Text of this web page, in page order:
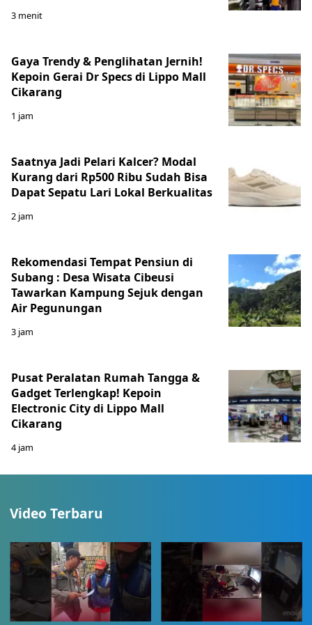
3 menit
Gaya Trendy & Penglihatan Jernih!
Kepoin Gerai Dr Specs di Lippo Mall
Cikarang
1 jam
Saatnya Jadi Pelari Kalcer? Modal
Kurang dari Rp500 Ribu Sudah Bisa
Dapat Sepatu Lari Lokal Berkualitas
2 jam
Rekomendasi Tempat Pensiun di
Subang : Desa Wisata Cibeusi
Tawarkan Kampung Sejuk dengan
Air Pegunungan
3 jam
Pusat Peralatan Rumah Tangga &
Gadget Terlengkap! Kepoin
Electronic City di Lippo Mall
Cikarang
4 jam
Video Terbaru